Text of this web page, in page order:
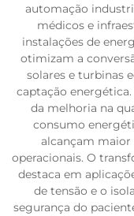
automação
médicos e
instalações de
otimizam a
solares e turbinas
captação
da melhoria na
consumo
alcançam maior
operacionais. O
destaca em
de tensão e o
segurança do